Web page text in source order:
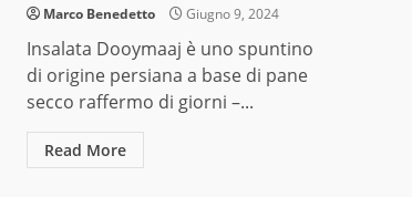
Marco Benedetto Giugno 9, 2024
Insalata Dooymaaj è uno spuntino
di origine persiana a base di pane
secco raffermo di giorni –...
Read More